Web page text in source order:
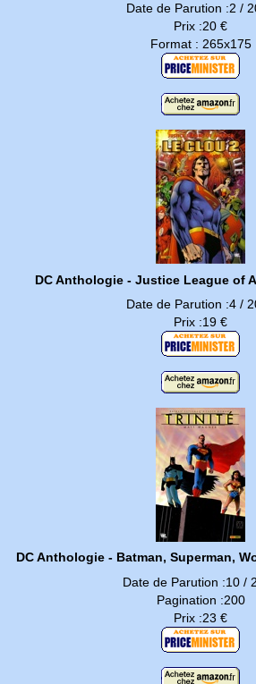
Date de Parution :2 /
Prix :20 €
Format : 265x175
DC Anthologie - Justice League of
Date de Parution :4 /
Prix :19 €
DC Anthologie - Batman, Superman,
Date de Parution :10 /
Pagination :200
Prix :23 €